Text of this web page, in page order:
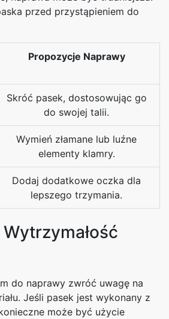
przed przystąpieniem do
Propozycje Naprawy
Skróć pasek, dostosowując go
do swojej talii.
Wymień złamane lub luźne
elementy klamry.
Dodaj dodatkowe oczka dla
lepszego trzymania.
do naprawy zwróć uwagę na
Jeśli pasek jest wykonany z
może być użycie